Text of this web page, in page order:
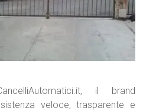
il brand
veloce, trasparente e